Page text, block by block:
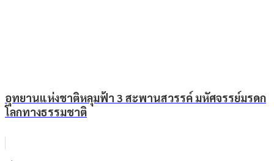
อุทยานแห่งชาติหลุมฟ้า 3 สะพานสวรรค์ มหัศจรรย์มรดก
โลกทางธรรมชาติ